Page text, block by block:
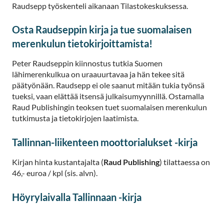
Raudsepp työskenteli aikanaan Tilastokeskuksessa.
Osta Raudseppin kirja ja tue suomalaisen
merenkulun tietokirjoittamista!
Peter Raudseppin kiinnostus tutkia Suomen
lähimerenkulkua on uraauurtavaa ja hän tekee sitä
päätyönään. Raudsepp ei ole saanut mitään tukia työnsä
tueksi, vaan elättää itsensä julkaisumyynnillä. Ostamalla
Raud Publishingin teoksen tuet suomalaisen merenkulun
tutkimusta ja tietokirjojen laatimista.
Tallinnan-liikenteen moottorialukset -kirja
Kirjan hinta kustantajalta (Raud Publishing) tilattaessa on
46,- euroa / kpl (sis. alvn).
Höyrylaivalla Tallinnaan -kirja